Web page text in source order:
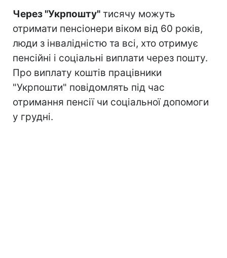
Через "Укрпошту" тисячу можуть
отримати пенсіонери віком від 60 років,
люди з інвалідністю та всі, хто отримує
пенсійні і соціальні виплати через пошту.
Про виплату коштів працівники
"Укрпошти" повідомлять під час
отримання пенсії чи соціальної допомоги
у грудні.